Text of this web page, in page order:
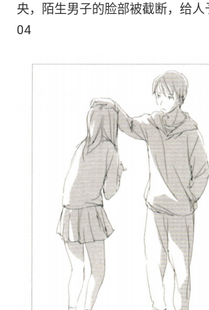
央，陌生男子的脸部被截断，给人
04